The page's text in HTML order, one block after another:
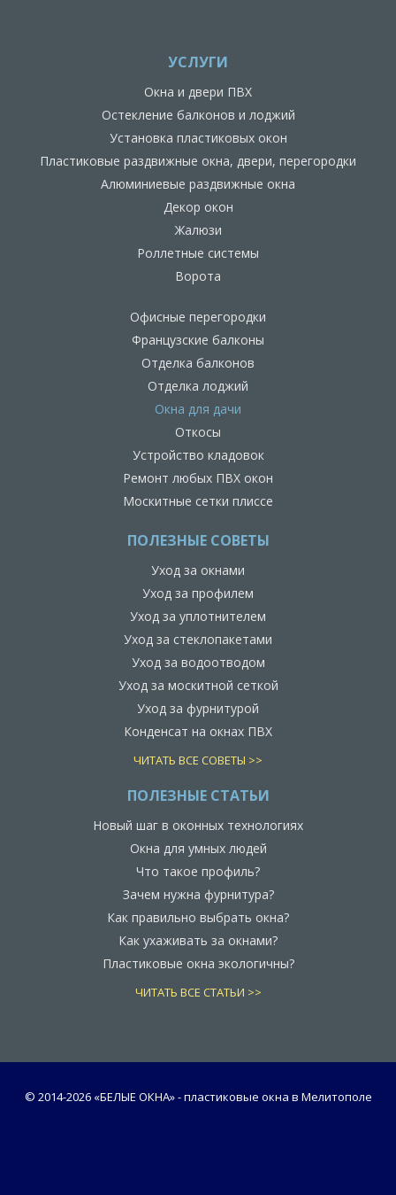
УСЛУГИ
Окна и двери ПВХ
Остекление балконов и лоджий
Установка пластиковых окон
Пластиковые раздвижные окна, двери, перегородки
Алюминиевые раздвижные окна
Декор окон
Жалюзи
Роллетные системы
Ворота
Офисные перегородки
Французские балконы
Отделка балконов
Отделка лоджий
Окна для дачи
Откосы
Устройство кладовок
Ремонт любых ПВХ окон
Москитные сетки плиссе
ПОЛЕЗНЫЕ СОВЕТЫ
Уход за окнами
Уход за профилем
Уход за уплотнителем
Уход за стеклопакетами
Уход за водоотводом
Уход за москитной сеткой
Уход за фурнитурой
Конденсат на окнах ПВХ
ЧИТАТЬ ВСЕ СОВЕТЫ >>
ПОЛЕЗНЫЕ СТАТЬИ
Новый шаг в оконных технологиях
Окна для умных людей
Что такое профиль?
Зачем нужна фурнитура?
Как правильно выбрать окна?
Как ухаживать за окнами?
Пластиковые окна экологичны?
ЧИТАТЬ ВСЕ СТАТЬИ >>
© 2014-2026 «БЕЛЫЕ ОКНА» - пластиковые окна в Мелитополе